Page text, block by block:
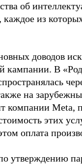
об
каждое из
доводов
кампании. В
на
компании Meta,
этих
оплата
утверждению